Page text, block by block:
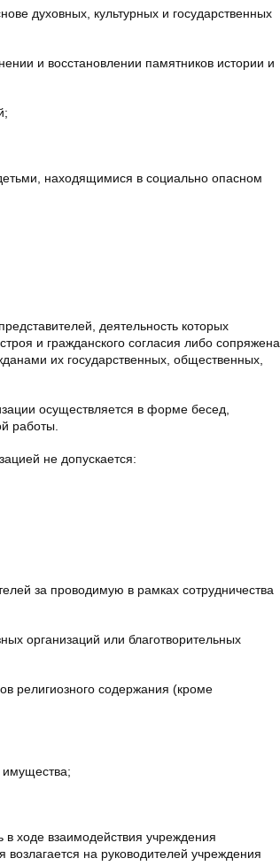
духовных, культурных и государственных
и восстановлении памятников истории и
находящимися в социально опасном
деятельность которых
и гражданского согласия либо сопряжена
их государственных, общественных,
осуществляется в форме бесед,
работы.
не допускается:
за проводимую в рамках сотрудничества
организаций или благотворительных
религиозного содержания (кроме
имущества;
в ходе взаимодействия учреждения
на руководителей учреждения